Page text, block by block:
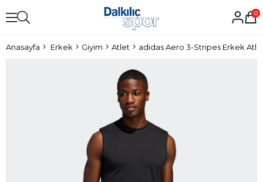
0
Anasayfa Erkek Giyim Atlet adidas Aero 3-Stripes Erkek